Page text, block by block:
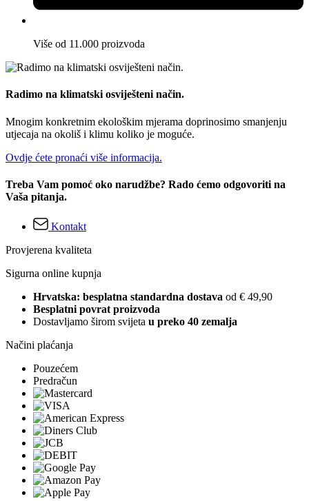
Više od 11.000 proizvoda
Radimo na klimatski osviješteni način.
Mnogim konkretnim ekološkim mjerama doprinosimo smanjenju
utjecaja na okoliš i klimu koliko je moguće.
Ovdje ćete pronaći više informacija.
Treba Vam pomoć oko narudžbe? Rado ćemo odgovoriti na
Vaša pitanja.
Kontakt
Provjerena kvaliteta
Sigurna online kupnja
Hrvatska: besplatna standardna dostava od € 49,90
Besplatni povrat proizvoda
Dostavljamo širom svijeta u preko 40 zemalja
Načini plaćanja
Pouzećem
Predračun